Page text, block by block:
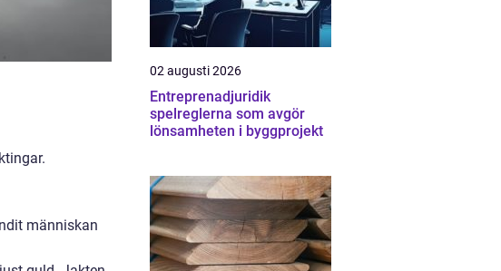
människan
02 augusti 2026
Entreprenadjuridik
spelreglerna som avgör
lönsamheten i byggprojekt